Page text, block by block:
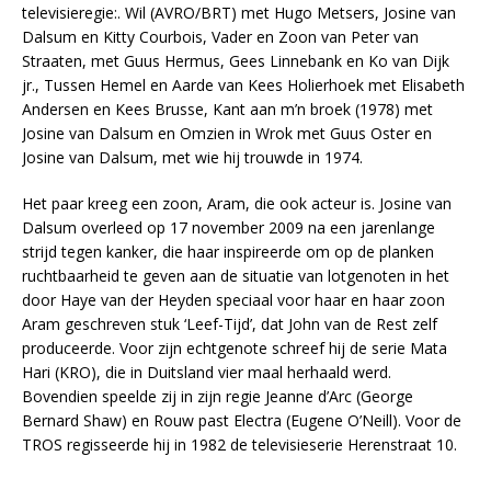
televisieregie:. Wil (AVRO/BRT) met Hugo Metsers, Josine van
Dalsum en Kitty Courbois, Vader en Zoon van Peter van
Straaten, met Guus Hermus, Gees Linnebank en Ko van Dijk
jr., Tussen Hemel en Aarde van Kees Holierhoek met Elisabeth
Andersen en Kees Brusse, Kant aan m’n broek (1978) met
Josine van Dalsum en Omzien in Wrok met Guus Oster en
Josine van Dalsum, met wie hij trouwde in 1974.
Het paar kreeg een zoon, Aram, die ook acteur is. Josine van
Dalsum overleed op 17 november 2009 na een jarenlange
strijd tegen kanker, die haar inspireerde om op de planken
ruchtbaarheid te geven aan de situatie van lotgenoten in het
door Haye van der Heyden speciaal voor haar en haar zoon
Aram geschreven stuk ‘Leef-Tijd’, dat John van de Rest zelf
produceerde. Voor zijn echtgenote schreef hij de serie Mata
Hari (KRO), die in Duitsland vier maal herhaald werd.
Bovendien speelde zij in zijn regie Jeanne d’Arc (George
Bernard Shaw) en Rouw past Electra (Eugene O’Neill). Voor de
TROS regisseerde hij in 1982 de televisieserie Herenstraat 10.